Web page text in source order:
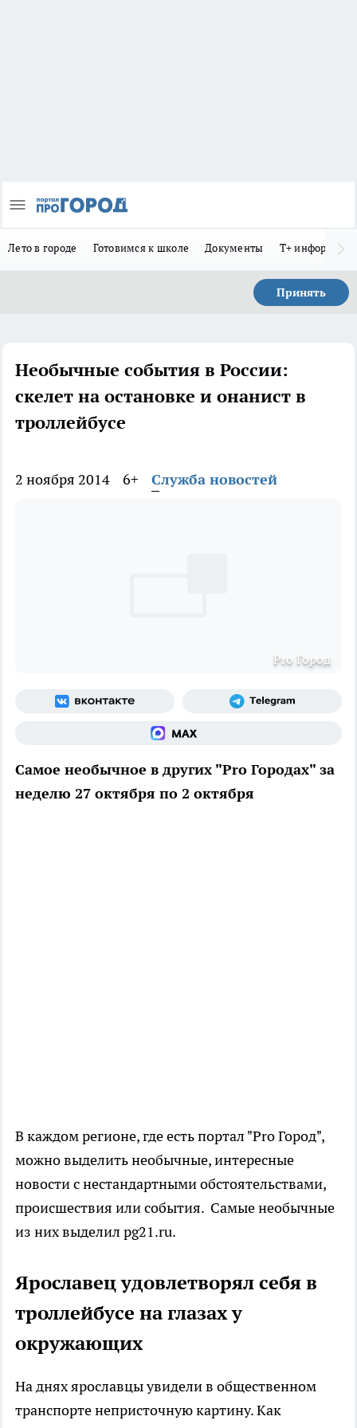
Лето в городе Готовимся к школе Документы Т+
Принять
Необычные события в России:
скелет на остановке и онанист в
троллейбусе
2 ноября 2014 6+ Служба новостей
Pro Город
Самое необычное в других "Pro Городах" за
неделю 27 октября по 2 октября
В каждом регионе, где есть портал "Pro Город",
можно выделить необычные, интересные
новости с нестандартными обстоятельствами,
происшествия или события. Самые необычные
из них выделил pg21.ru.
Ярославец удовлетворял себя в
троллейбусе на глазах у
окружающих
На днях ярославцы увидели в общественном
транспорте непристочную картину. Как